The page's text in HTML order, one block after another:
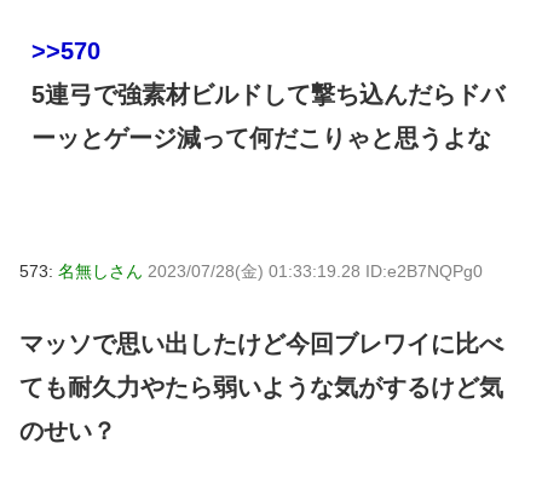
>>570
5連弓で強素材ビルドして撃ち込んだらドバ
ーッとゲージ減って何だこりゃと思うよな
573: 名無しさん 2023/07/28(金) 01:33:19.28 ID:e2B7NQPg0
マッソで思い出したけど今回ブレワイに比べ
ても耐久力やたら弱いような気がするけど気
のせい？